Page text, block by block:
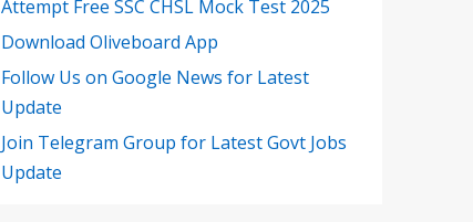
Attempt Free SSC CHSL Mock Test 2025
Download Oliveboard App
Follow Us on Google News for Latest
Update
Join Telegram Group for Latest Govt Jobs
Update